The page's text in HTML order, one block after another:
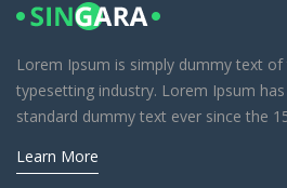
Lorem Ipsum is simply dummy text
typesetting industry. Lorem Ipsum
standard dummy text ever since the
Learn More